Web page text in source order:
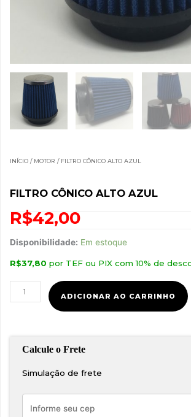
INÍCIO / MOTOR / FILTRO CÔNICO ALTO AZUL
FILTRO CÔNICO ALTO AZUL
R$42,00
Disponibilidade: Em estoque
R$37,80 por TEF ou PIX com 10% de
Filtro
alto
Azul
quantidade
ADICIONAR AO CARRINHO
Simulação de frete